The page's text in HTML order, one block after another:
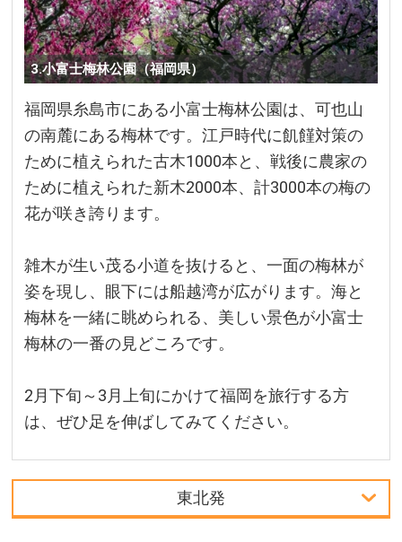
3.小富士梅林公園（福岡県）
福岡県糸島市にある小富士梅林公園は、可也山
の南麓にある梅林です。江戸時代に飢饉対策の
ために植えられた古木1000本と、戦後に農家の
ために植えられた新木2000本、計3000本の梅の
花が咲き誇ります。
雑木が生い茂る小道を抜けると、一面の梅林が
姿を現し、眼下には船越湾が広がります。海と
梅林を一緒に眺められる、美しい景色が小富士
梅林の一番の見どころです。
2月下旬～3月上旬にかけて福岡を旅行する方
は、ぜひ足を伸ばしてみてください。
東北発